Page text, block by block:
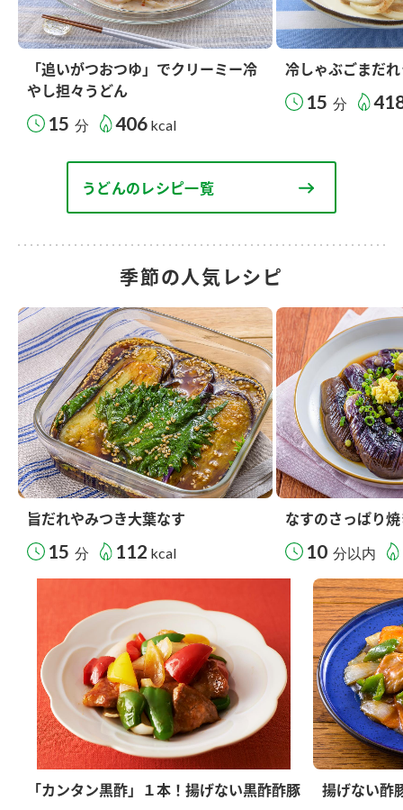
「追いがつおつゆ」でクリーミー冷
やし担々うどん
15 分 406 kcal
冷しゃぶごまだ
15 分
うどんのレシピ一覧
季節の人気レシピ
旨だれやみつき大葉なす
15 分 112 kcal
なすのさっぱり
10 分以内
「カンタン黒酢」１本！揚げない黒酢酢豚 揚げない酢